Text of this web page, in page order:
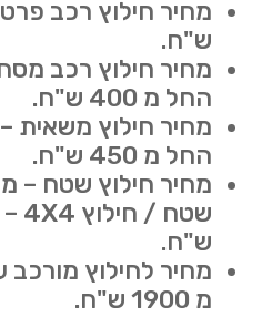
ש"ח.
מחיר חילוץ רכב
החל מ 400 ש"ח.
מחיר חילוץ משאית
החל מ 450 ש"ח.
מחיר חילוץ שטח –
ש"ח.
מחיר לחילוץ
מ 1900 ש"ח.